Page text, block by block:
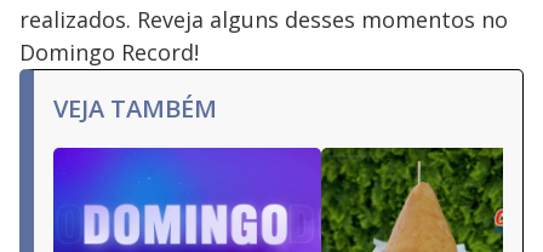
realizados. Reveja alguns desses momentos no
Domingo Record!
VEJA TAMBÉM